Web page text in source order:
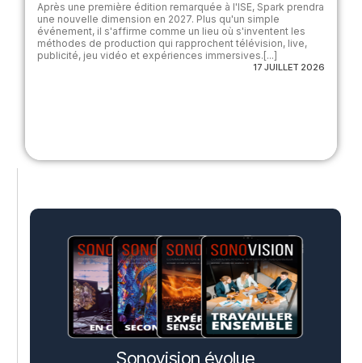
Après une première édition remarquée à l'ISE, Spark prendra
une nouvelle dimension en 2027. Plus qu'un simple
événement, il s'affirme comme un lieu où s'inventent les
méthodes de production qui rapprochent télévision, live,
publicité, jeu vidéo et expériences immersives.[...]
17 JUILLET 2026
Sonovision évolue